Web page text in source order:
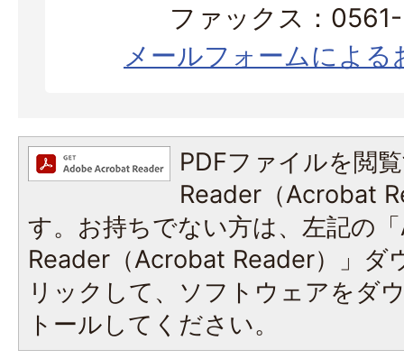
ファックス：
メールフォームによる
PDFファイルを閲
Reader（Acrobat
す。お持ちでない方は、左記の
Reader（Acrobat Reader）」ダ
リックして、ソフトウェアをダ
トールしてください。